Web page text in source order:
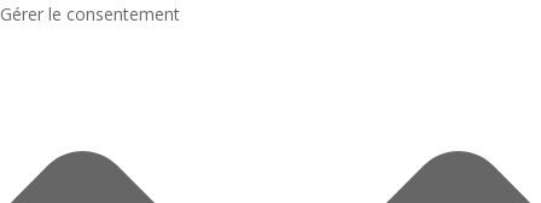
Gérer le consentement